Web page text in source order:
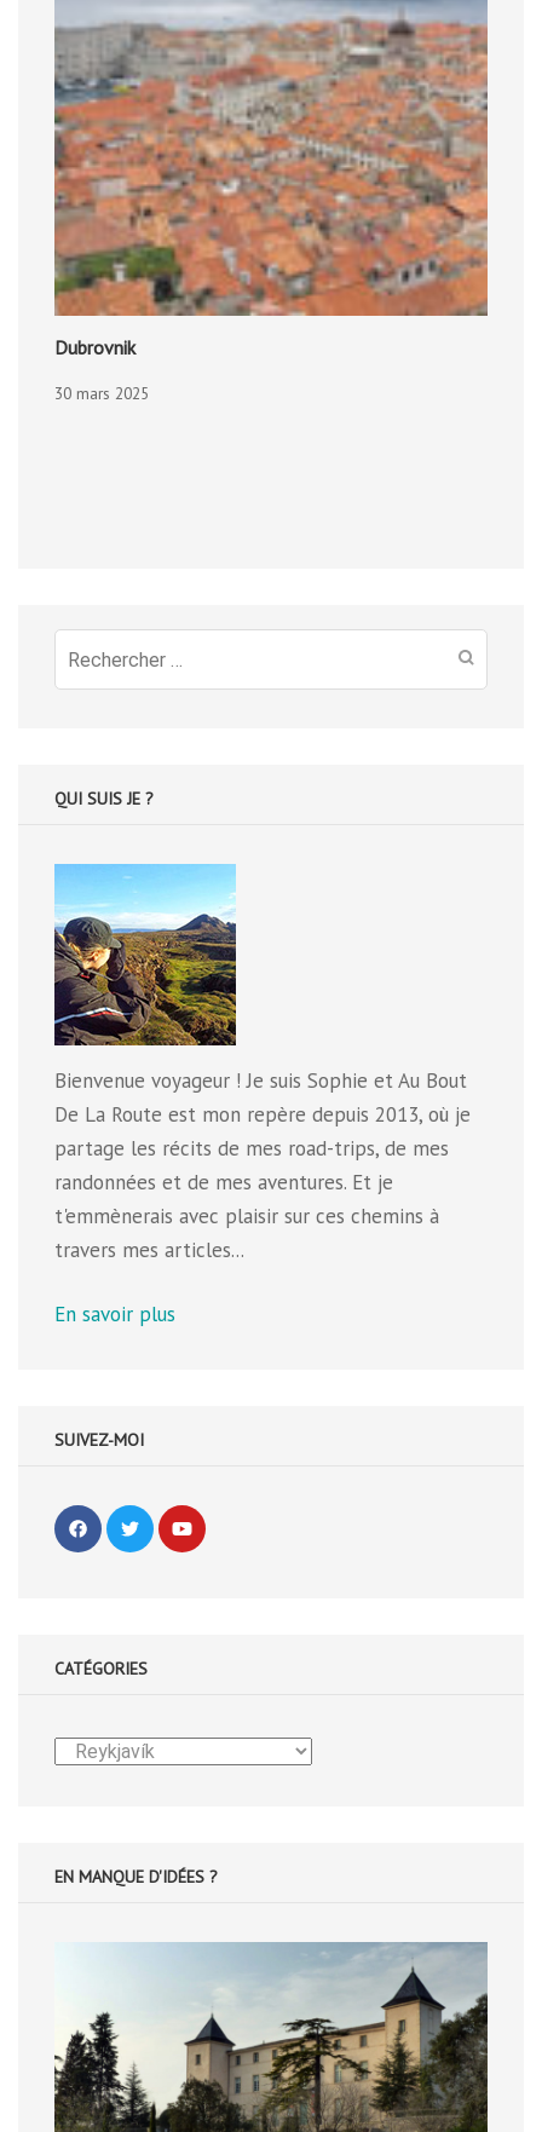
Dubrovnik
30 mars 2025
Recherche
pour
QUI SUIS JE ?
Bienvenue voyageur ! Je suis Sophie et Au Bout
De La Route est mon repère depuis 2013, où je
partage les récits de mes road-trips, de mes
randonnées et de mes aventures. Et je
t'emmènerais avec plaisir sur ces chemins à
travers mes articles...
En savoir plus
SUIVEZ-MOI
CATÉGORIES
Catégories
EN MANQUE D'IDÉES ?